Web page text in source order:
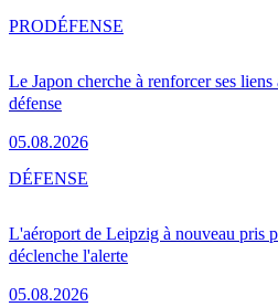
Le Japon cherche à renforcer ses
défense
05.08.2026
PRODÉFENSE
L'aéroport de Leipzig à nouveau pris
déclenche l'alerte
05.08.2026
DÉFENSE